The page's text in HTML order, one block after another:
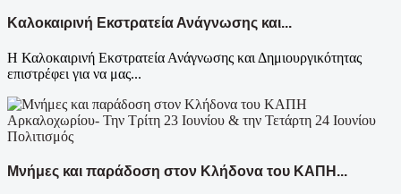
Καλοκαιρινή Εκστρατεία Ανάγνωσης και...
Η Καλοκαιρινή Εκστρατεία Ανάγνωσης και Δημιουργικότητας
επιστρέφει για να μας...
Πολιτισμός
Μνήμες και παράδοση στον Κλήδονα του ΚΑΠΗ...